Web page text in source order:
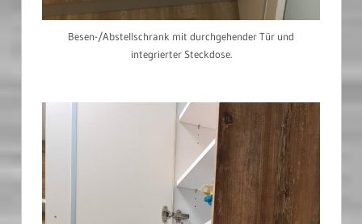
Besen-/Abstellschrank mit durchgehender Tür und
integrierter Steckdose.